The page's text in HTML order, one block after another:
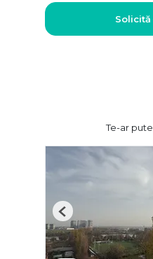
Te-ar
Previous